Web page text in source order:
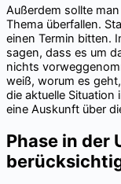
Außerdem sollte
Thema überfallen.
einen Termin bitten.
sagen, dass es um
nichts
weiß, worum es
die aktuelle
eine Auskunft über
Phase in der